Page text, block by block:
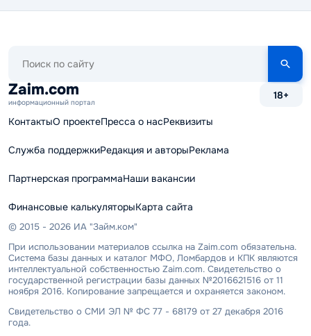
сайту
Zaim.com
информационный портал
18+
КонтактыО проектеПресса о насРеквизиты
Служба поддержкиРедакция и авторыРеклама
Партнерская программаНаши вакансии
Финансовые калькуляторыКарта сайта
© 2015 - 2026 ИА "Займ.ком"
При использовании материалов ссылка на Zaim.com обязательна.
Система базы данных и каталог МФО, Ломбардов и КПК являются
интеллектуальной собственностью Zaim.com. Свидетельство о
государственной регистрации базы данных №2016621516 от 11
ноября 2016. Копирование запрещается и охраняется законом.
Свидетельство о СМИ ЭЛ № ФС 77 - 68179 от 27 декабря 2016
года.